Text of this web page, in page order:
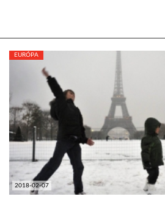
HÍR3D
TROPICALMAGAZIN
GLOBOTV
AFRIKA TUDÁSTÁR
A NAP SZÉPE
2018-02-07
EURÓPA